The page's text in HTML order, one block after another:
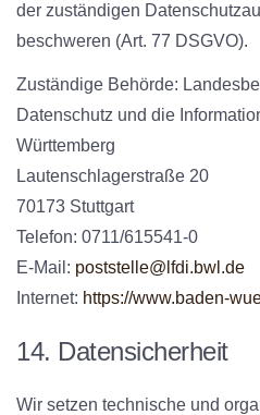
der zuständigen
beschweren (Art. 77 DSGVO).
Zuständige Behörde:
Datenschutz und die
Württemberg
Lautenschlagerstraße 20
70173 Stuttgart
Telefon: 0711/615541-0
E-Mail: poststelle@lfdi.bwl.de
Internet: https://www.baden-
14. Datensicherheit
Wir setzen technische und